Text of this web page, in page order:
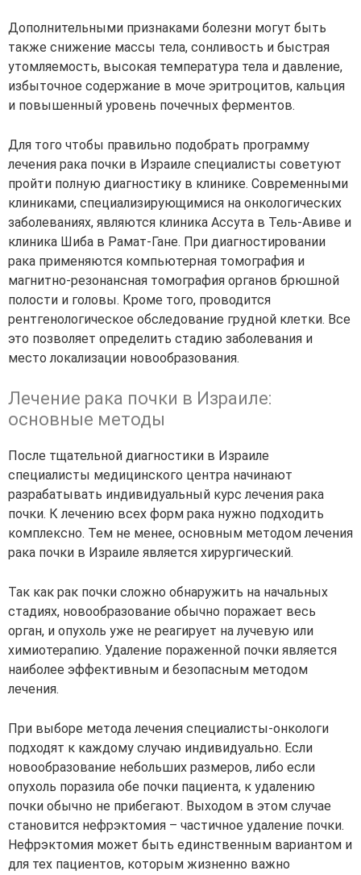
Дополнительными признаками болезни могут быть
также снижение массы тела, сонливость и быстрая
утомляемость, высокая температура тела и давление,
избыточное содержание в моче эритроцитов, кальция
и повышенный уровень почечных ферментов.
Для того чтобы правильно подобрать программу
лечения рака почки в Израиле специалисты советуют
пройти полную диагностику в клинике. Современными
клиниками, специализирующимися на онкологических
заболеваниях, являются клиника Ассута в Тель-Авиве и
клиника Шиба в Рамат-Гане. При диагностировании
рака применяются компьютерная томография и
магнитно-резонансная томография органов брюшной
полости и головы. Кроме того, проводится
рентгенологическое обследование грудной клетки. Все
это позволяет определить стадию заболевания и
место локализации новообразования.
Лечение рака почки в Израиле:
основные методы
После тщательной диагностики в Израиле
специалисты медицинского центра начинают
разрабатывать индивидуальный курс лечения рака
почки. К лечению всех форм рака нужно подходить
комплексно. Тем не менее, основным методом лечения
рака почки в Израиле является хирургический.
Так как рак почки сложно обнаружить на начальных
стадиях, новообразование обычно поражает весь
орган, и опухоль уже не реагирует на лучевую или
химиотерапию. Удаление пораженной почки является
наиболее эффективным и безопасным методом
лечения.
При выборе метода лечения специалисты-онкологи
подходят к каждому случаю индивидуально. Если
новообразование небольших размеров, либо если
опухоль поразила обе почки пациента, к удалению
почки обычно не прибегают. Выходом в этом случае
становится нефрэктомия – частичное удаление почки.
Нефрэктомия может быть единственным вариантом и
для тех пациентов, которым жизненно важно